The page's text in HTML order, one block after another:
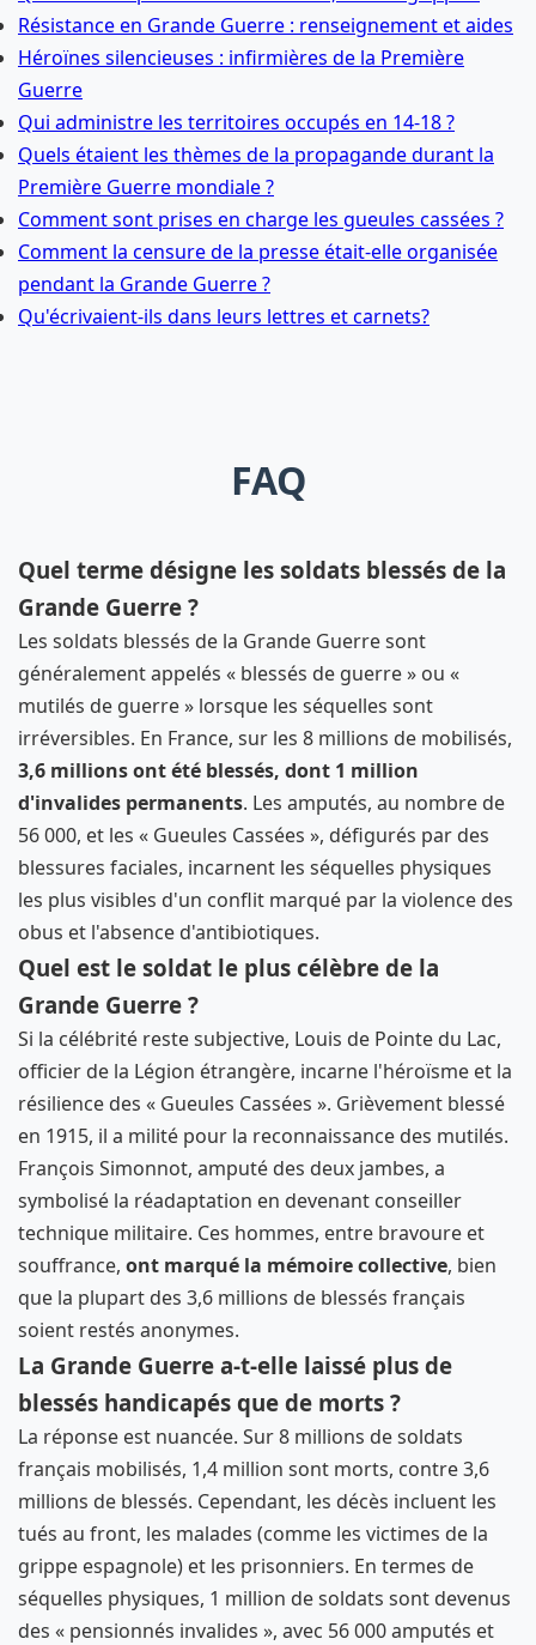
Résistance en Grande Guerre : renseignement et aides
Héroïnes silencieuses : infirmières de la Première
Guerre
Qui administre les territoires occupés en 14-18 ?
Quels étaient les thèmes de la propagande durant la
Première Guerre mondiale ?
Comment sont prises en charge les gueules cassées ?
Comment la censure de la presse était-elle organisée
pendant la Grande Guerre ?
Qu'écrivaient-ils dans leurs lettres et carnets?
FAQ
Quel terme désigne les soldats blessés de la
Grande Guerre ?
Les soldats blessés de la Grande Guerre sont
généralement appelés « blessés de guerre » ou «
mutilés de guerre » lorsque les séquelles sont
irréversibles. En France, sur les 8 millions de mobilisés,
3,6 millions ont été blessés, dont 1 million
d'invalides permanents. Les amputés, au nombre de
56 000, et les « Gueules Cassées », défigurés par des
blessures faciales, incarnent les séquelles physiques
les plus visibles d'un conflit marqué par la violence des
obus et l'absence d'antibiotiques.
Quel est le soldat le plus célèbre de la
Grande Guerre ?
Si la célébrité reste subjective, Louis de Pointe du Lac,
officier de la Légion étrangère, incarne l'héroïsme et la
résilience des « Gueules Cassées ». Grièvement blessé
en 1915, il a milité pour la reconnaissance des mutilés.
François Simonnot, amputé des deux jambes, a
symbolisé la réadaptation en devenant conseiller
technique militaire. Ces hommes, entre bravoure et
souffrance, ont marqué la mémoire collective, bien
que la plupart des 3,6 millions de blessés français
soient restés anonymes.
La Grande Guerre a-t-elle laissé plus de
blessés handicapés que de morts ?
La réponse est nuancée. Sur 8 millions de soldats
français mobilisés, 1,4 million sont morts, contre 3,6
millions de blessés. Cependant, les décès incluent les
tués au front, les malades (comme les victimes de la
grippe espagnole) et les prisonniers. En termes de
séquelles physiques, 1 million de soldats sont devenus
des « pensionnés invalides », avec 56 000 amputés et